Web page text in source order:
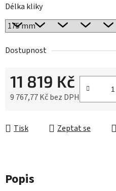
Délka kliky
Dostupnost
11 819 Kč
9 767,77 Kč bez DPH
Tisk Zeptat se
Popis